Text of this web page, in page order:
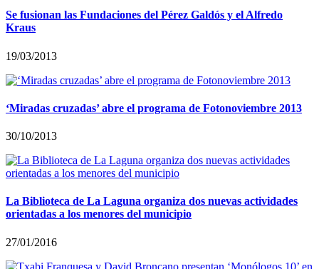
Se fusionan las Fundaciones del Pérez Galdós y el Alfredo
Kraus
19/03/2013
‘Miradas cruzadas’ abre el programa de Fotonoviembre 2013
30/10/2013
La Biblioteca de La Laguna organiza dos nuevas actividades
orientadas a los menores del municipio
27/01/2016